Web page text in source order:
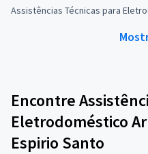
Assistências Técnicas para
Encontre
Eletrodoméstico
Espirio Santo